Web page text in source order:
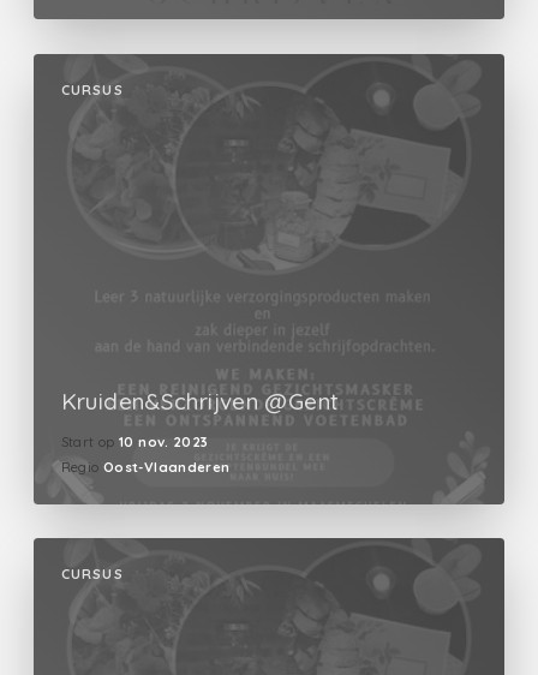
CURSUS
Kruiden&Schrijven @Gent
Start op 10 nov. 2023
Regio Oost-Vlaanderen
CURSUS